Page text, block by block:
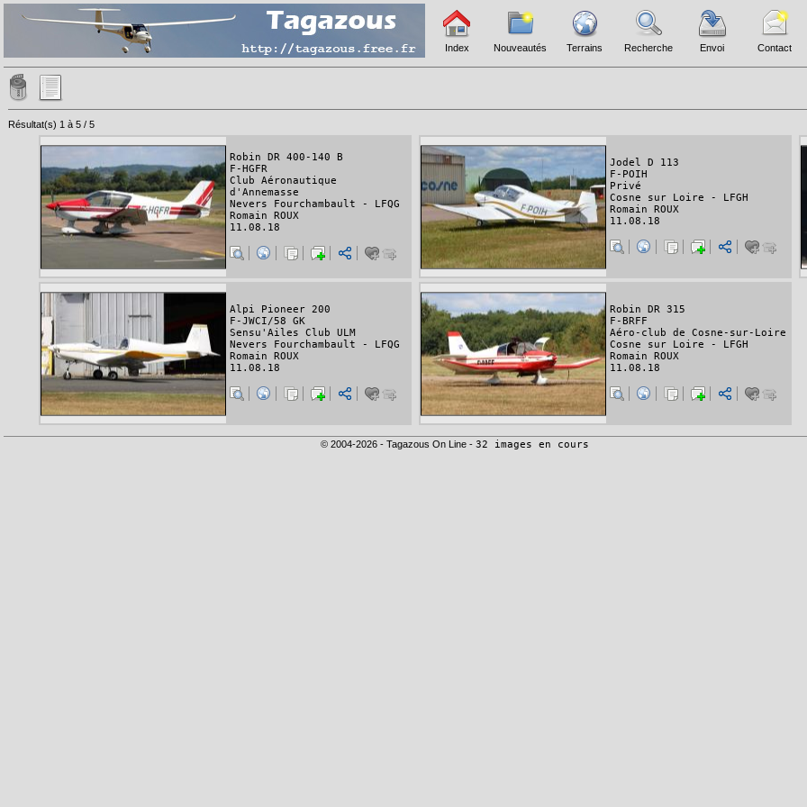
Index Nouveautés Terrains Recherche Envoi Contact
Résultat(s) 1 à 5 / 5
Robin DR 400-140 B
F-HGFR
Club Aéronautique
d'Annemasse
Nevers Fourchambault - LFQG
Romain ROUX
11.08.18
Jodel D 113
F-POIH
Privé
Cosne sur Loire - LFGH
Romain ROUX
11.08.18
Alpi Pioneer 200
F-JWCI/58 GK
Sensu'Ailes Club ULM
Nevers Fourchambault - LFQG
Romain ROUX
11.08.18
Robin DR 315
F-BRFF
Aéro-club de Cosne-sur-Loire
Cosne sur Loire - LFGH
Romain ROUX
11.08.18
© 2004-2026 - Tagazous On Line - 32 images en cours